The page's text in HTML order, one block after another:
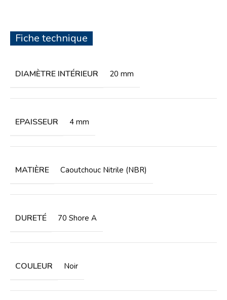
Fiche technique
DIAMÈTRE INTÉRIEUR 20 mm
EPAISSEUR 4 mm
MATIÈRE Caoutchouc Nitrile (NBR)
DURETÉ 70 Shore A
COULEUR Noir